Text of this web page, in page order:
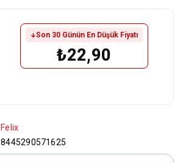
Son 30 Günün En Düşük Fiyatı
₺22,90
Felix
8445290571625